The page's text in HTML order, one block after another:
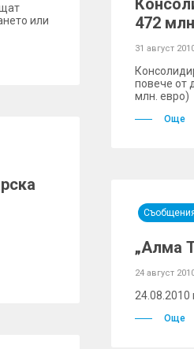
или
472
31 август
повече от
млн. евро)
Още
„Алма
24 август
24.08.2010
Още